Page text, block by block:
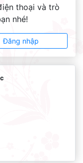
thoại và trò
nhé!
Đăng nhập